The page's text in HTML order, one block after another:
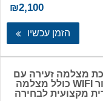
₪2,100
הזמן עכשיו
מצלמה זעירה עם
שידור WIFI כולל מצלמה
מקצועית לבחירה